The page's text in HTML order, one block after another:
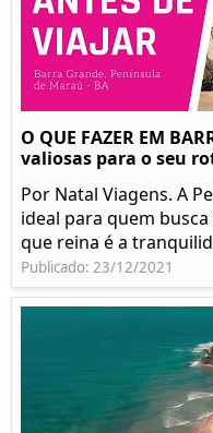
O QUE FAZER EM
valiosas para o seu
Por Natal Viagens. A
ideal para quem
que reina é a
Publicado: 23/12/2021